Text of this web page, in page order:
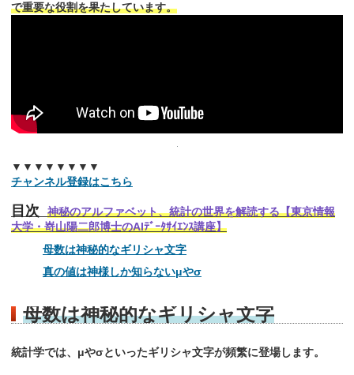
で重要な役割を果たしています。
▼▼▼▼▼▼▼▼
チャンネル登録はこちら
目次
神秘のアルファベット、統計の世界を解読する【東京情報
大学・嵜山陽二郎博士のAIﾃﾞｰﾀｻｲｴﾝｽ講座】
母数は神秘的なギリシャ文字
真の値は神様しか知らないμやσ
母数は神秘的なギリシャ文字
統計学では、μやσといったギリシャ文字が頻繁に登場します。